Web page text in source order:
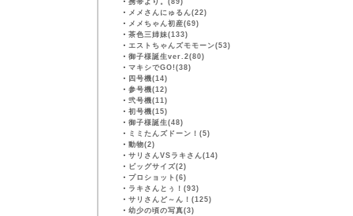
・ 携帯より。(89)
・ メメさんにゅるん(22)
・ メメちゃん初産(69)
・ 茶色三姉妹(133)
・ エストちゃんズモモーン(53)
・ 御子様誕生ver.2(80)
・ マキシでGO!(38)
・ 四号機(14)
・ 参号機(12)
・ 弐号機(11)
・ 初号機(15)
・ 御子様誕生(48)
・ ミミたんズドーン！(5)
・ 動物(2)
・ サリさんVSラキさん(14)
・ ビッグサイズ(2)
・ プロショット(6)
・ ラキさんとぅ！(93)
・ サリさんど～ん！(125)
・ 幼少の頃の写真(3)